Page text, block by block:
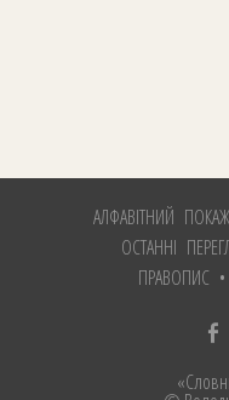
АЛФАВІТНИЙ
ОСТАННІ
ПРАВОПИС•